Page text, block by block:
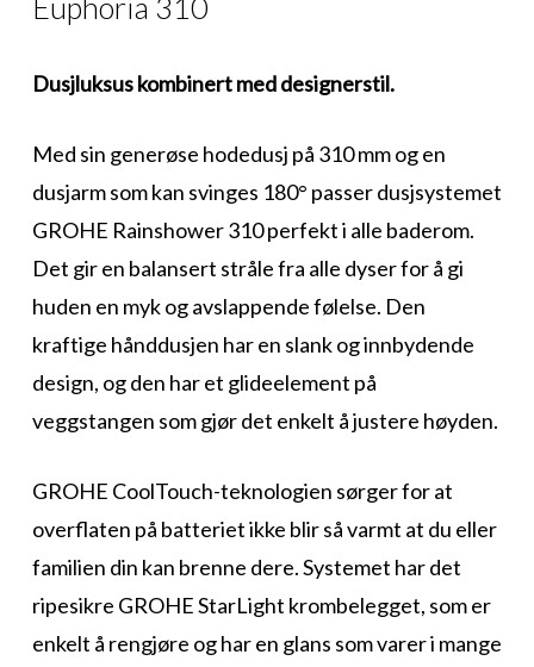
Euphoria 310
Dusjluksus kombinert med designerstil.
Med sin generøse hodedusj på 310 mm og en
dusjarm som kan svinges 180° passer dusjsystemet
GROHE Rainshower 310 perfekt i alle baderom.
Det gir en balansert stråle fra alle dyser for å gi
huden en myk og avslappende følelse. Den
kraftige hånddusjen har en slank og innbydende
design, og den har et glideelement på
veggstangen som gjør det enkelt å justere høyden.
GROHE CoolTouch-teknologien sørger for at
overflaten på batteriet ikke blir så varmt at du eller
familien din kan brenne dere. Systemet har det
ripesikre GROHE StarLight krombelegget, som er
enkelt å rengjøre og har en glans som varer i mange